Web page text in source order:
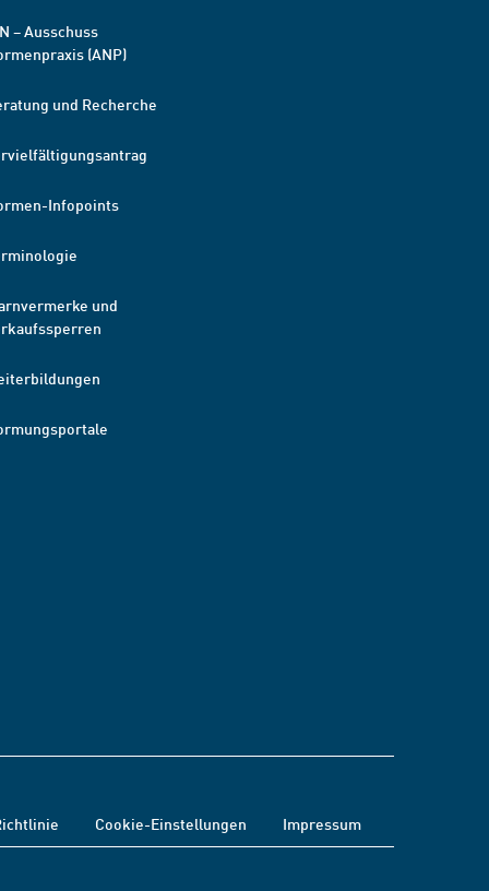
– Ausschuss
(ANP)
und Recherche
Infopoints
und
Cookie-Einstellungen Impressum